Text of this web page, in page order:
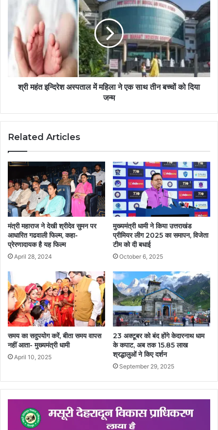
श्री महंत इन्दिरेश अस्पताल में महिला ने एक साथ तीन बच्चों को दिया
जन्म
Related Articles
मंत्री महाराज ने देखी श्रीदेव सुमन पर
आधारित गढवाली फिल्म, कहा-
प्रेरणादायक है यह फिल्म
April 28, 2024
मुख्यमंत्री धामी ने किया उत्तराखंड
प्रीमियर लीग 2025 का समापन, विजेता
टीम को दी बधाई
October 6, 2025
समय का सदुपयोग करें, बीता समय वापस
नहीं आता- मुख्यमंत्री धामी
April 10, 2025
23 अक्टूबर को बंद होंगे केदारनाथ धाम
के कपाट, अब तक 15.85 लाख
श्रद्धालुओं ने किए दर्शन
September 29, 2025